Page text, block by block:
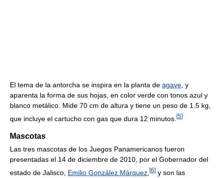
El tema de la antorcha se inspira en la planta de agave , y
aparenta la forma de sus hojas, en color verde con tonos azul y
blanco metálico. Mide 70 cm de altura y tiene un peso de 1.5 kg,
que incluye el cartucho con gas que dura 12 minutos. [5]
Mascotas
Las tres mascotas de los Juegos Panamericanos fueron
presentadas el 14 de diciembre de 2010, por el Gobernador del
estado de Jalisco, Emilio González Márquez [6] y son las